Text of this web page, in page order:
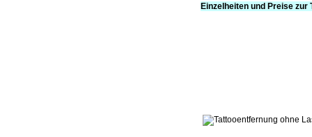
Einzelheiten und Preise zur